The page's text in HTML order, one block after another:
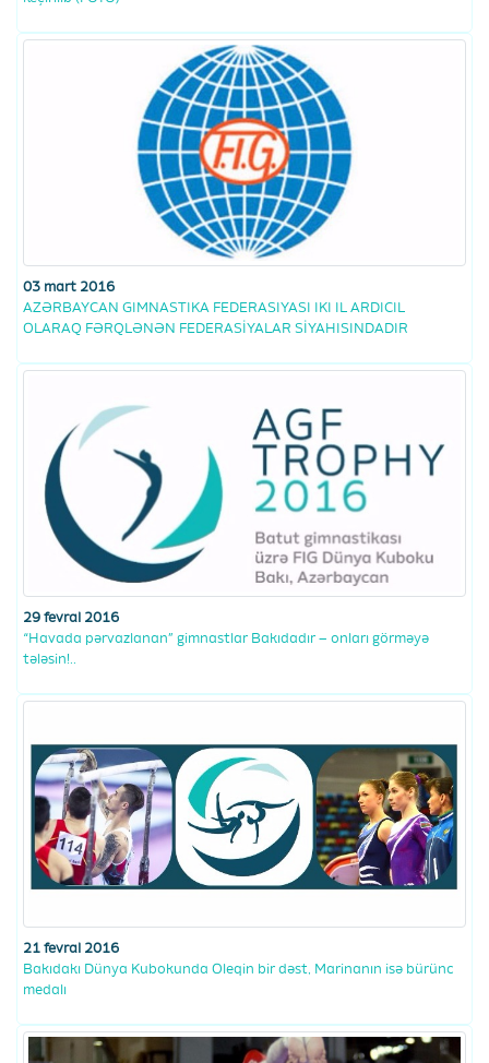
03 mart 2016
AZƏRBAYCAN GIMNASTIKA FEDERASIYASI IKI IL ARDICIL
OLARAQ FƏRQLƏNƏN FEDERASİYALAR SİYAHISINDADIR
29 fevral 2016
“Havada pərvazlanan” gimnastlar Bakıdadır – onları görməyə
tələsin!..
21 fevral 2016
Bakıdakı Dünya Kubokunda Oleqin bir dəst, Marinanın isə bürünc
medalı